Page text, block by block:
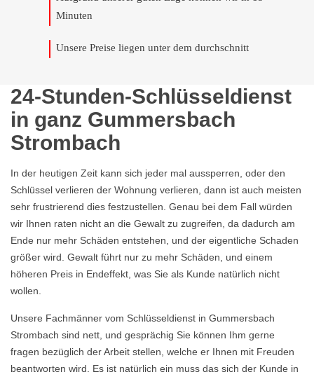
Minuten
Unsere Preise liegen unter dem durchschnitt
24-Stunden-Schlüsseldienst
in ganz Gummersbach
Strombach
In der heutigen Zeit kann sich jeder mal aussperren, oder den
Schlüssel verlieren der Wohnung verlieren, dann ist auch meisten
sehr frustrierend dies festzustellen. Genau bei dem Fall würden
wir Ihnen raten nicht an die Gewalt zu zugreifen, da dadurch am
Ende nur mehr Schäden entstehen, und der eigentliche Schaden
größer wird. Gewalt führt nur zu mehr Schäden, und einem
höheren Preis in Endeffekt, was Sie als Kunde natürlich nicht
wollen.
Unsere Fachmänner vom Schlüsseldienst in Gummersbach
Strombach sind nett, und gesprächig Sie können Ihm gerne
fragen bezüglich der Arbeit stellen, welche er Ihnen mit Freuden
beantworten wird. Es ist natürlich ein muss das sich der Kunde in